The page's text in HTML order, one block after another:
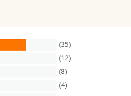
(35)
(12)
(8)
(4)